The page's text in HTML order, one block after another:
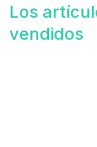
Los
vendidos